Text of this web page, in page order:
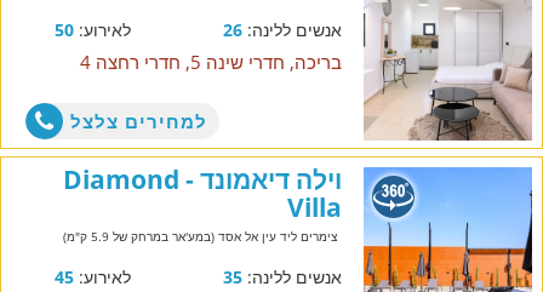
אנשים ללינה:26 לאירוע:50
בריכה, חדרי שינה 5, חדרי רחצה 4
למחירים צלצל
וילה דיאמונד - Diamond
Villa
צימרים ליד עין אל אסד (במע'אר במרחק של 5.9 ק"מ)
אנשים ללינה:35 לאירוע:45